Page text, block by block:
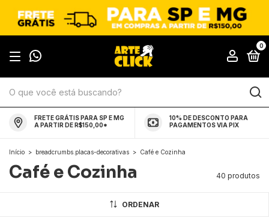
0
FRETE GRÁTIS PARA SP E MG
A PARTIR DE R$150,00*
10% DE DESCONTO PARA
PAGAMENTOS VIA PIX
Início > breadcrumbs.placas-decorativas > Café e Cozinha
Café e Cozinha 40 produtos
ORDENAR